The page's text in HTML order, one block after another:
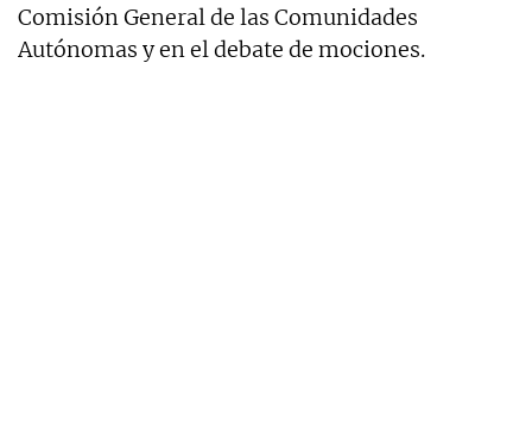
Comisión General de las Comunidades
Autónomas y en el debate de mociones.